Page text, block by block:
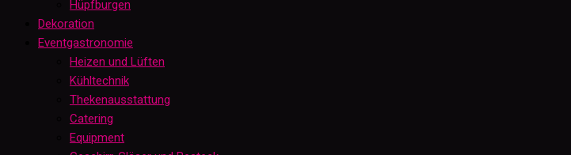
Hüpfburgen
Dekoration
Eventgastronomie
Heizen und Lüften
Kühltechnik
Thekenausstattung
Catering
Equipment